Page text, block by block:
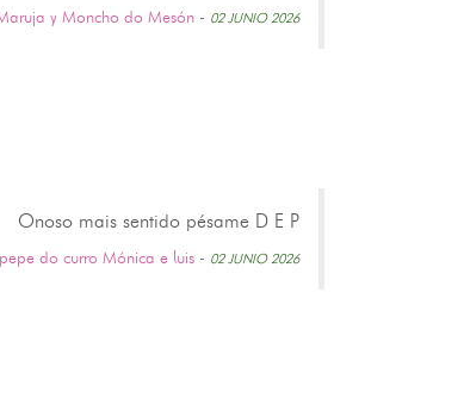
y Moncho do Mesón - 02 JUNIO 2026
Onoso mais sentido pésame D E P
do curro Mónica e luis - 02 JUNIO 2026